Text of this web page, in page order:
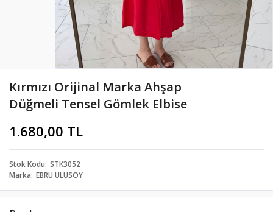
Kırmızı Orijinal Marka Ahşap
Düğmeli Tensel Gömlek Elbise
1.680,00 TL
Stok Kodu STK3052
Marka EBRU ULUSOY